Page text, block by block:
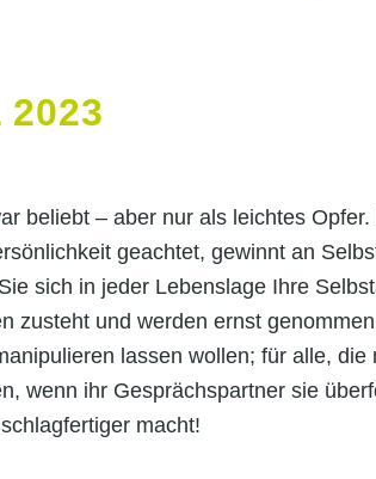
2023
beliebt – aber nur als leichtes
geachtet, gewinnt an
sich in jeder Lebenslage Ihre
zusteht und werden ernst
lassen wollen; für alle,
wenn ihr Gesprächspartner sie
macht!